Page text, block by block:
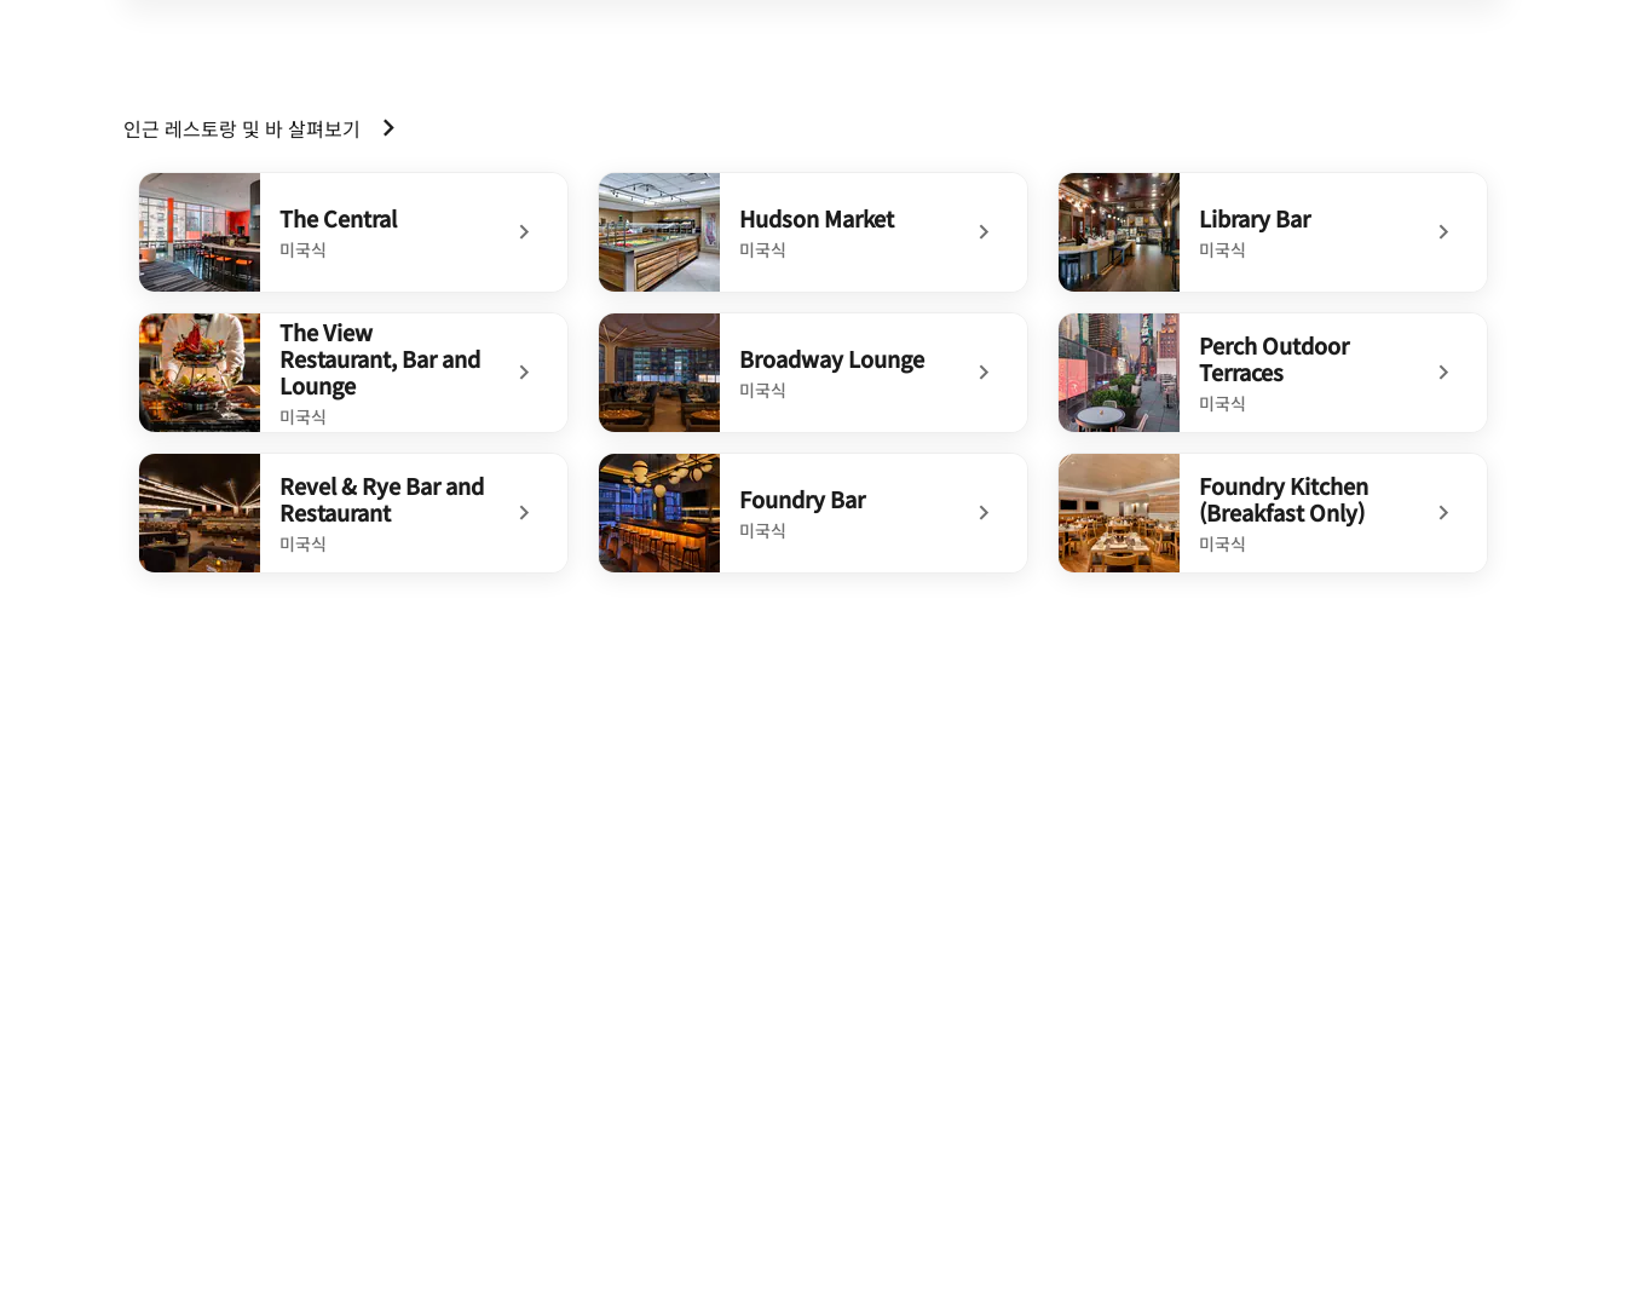
인근 레스토랑 및 바 살펴보기
The Central
미국식
undefined The Central
Hudson Market
미국식
undefined Hudson Market
Library Bar
미국식
undefined Library Bar
The View
Restaurant, Bar and
Lounge
미국식
undefined The View Restaurant, Bar and Lounge
Broadway Lounge
미국식
undefined Broadway Lounge
Perch Outdoor
Terraces
미국식
undefined Perch Outdoor Terraces
Revel & Rye Bar and
Restaurant
미국식
Foundry Bar
미국식
Foundry Kitchen
(Breakfast Only)
미국식